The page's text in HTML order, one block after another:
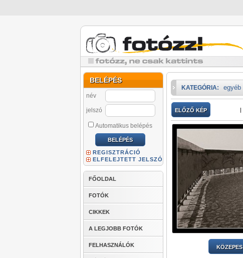
BELÉPÉS
név
jelszó
Automatikus belépés
REGISZTRÁCIÓ
ELFELEJTETT JELSZÓ
FŐOLDAL
FOTÓK
CIKKEK
A LEGJOBB FOTÓK
FELHASZNÁLÓK
KATEGÓRIA: egyéb
ELŐZŐ KÉP |
KÖZEPES